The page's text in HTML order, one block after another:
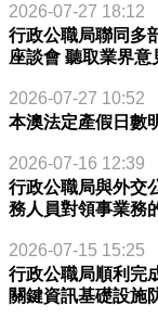
2026-07-27 18:12
行政公職局聯同多
座談會 聽取業界意
2026-07-27 10:52
本澳法定產假日數
2026-07-16 12:39
行政公職局與外交
務人員對領事業務
2026-07-15 15:25
行政公職局順利完
關鍵資訊基礎設施